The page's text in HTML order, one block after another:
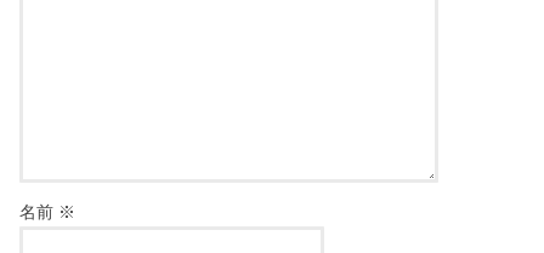
名前 ※